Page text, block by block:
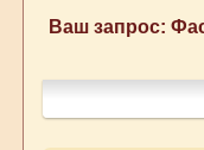
Ваш запрос: